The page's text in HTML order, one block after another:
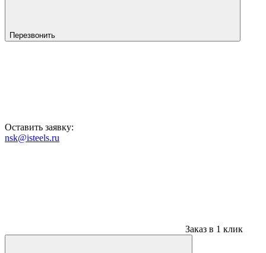
Перезвонить
Оставить заявку:
nsk@isteels.ru
Заказ в 1 клик